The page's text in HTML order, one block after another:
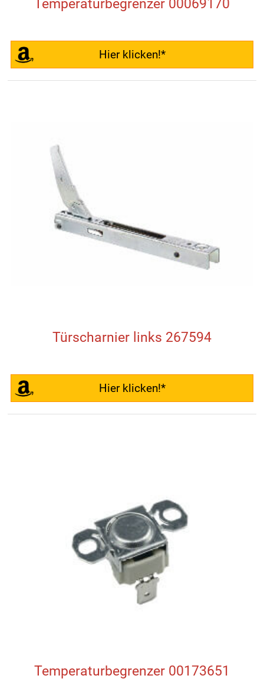
Temperaturbegrenzer 00069170
Hier klicken!*
Türscharnier links 267594
Hier klicken!*
Temperaturbegrenzer 00173651